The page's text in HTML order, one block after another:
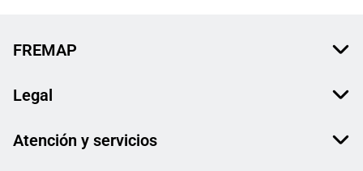
FREMAP
Legal
Atención y servicios